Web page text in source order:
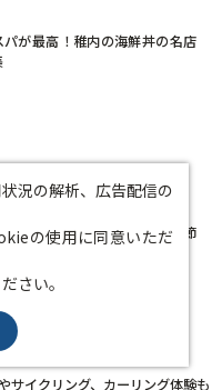
サイクリング、カーリング体験
パが最高！稚内の海鮮丼の名店
旅行におすすめの服装は？季節
況の解析、広告配信の
の使用に同意いただ
さい。